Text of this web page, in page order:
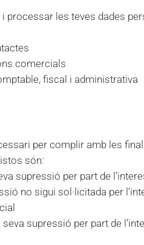
les teves dades
comercials
fiscal i administrativa
per complir amb les
són:
supressió per part de
no sigui sol·licitada per
supressió per part de